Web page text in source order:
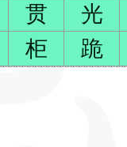
贯 光
柜 跪